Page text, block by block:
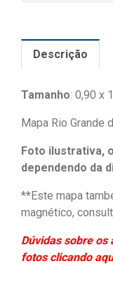
Descrição
Tamanho: 0,90 x
Mapa Rio Grande
Foto ilustrativa,
dependendo da
**Este mapa
magnético,
Dúvidas sobre os
fotos clicando